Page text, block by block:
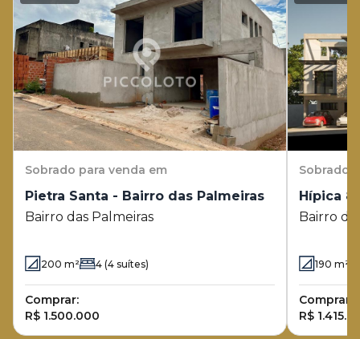
Sobrado para venda em
Pietra Santa - Bairro das Palmeiras
Bairro das Palmeiras
200 m² 4 (4 suítes)
Comprar:
R$ 1.500.000
Sobrado
Bairro
190 m²
Comprar:
R$